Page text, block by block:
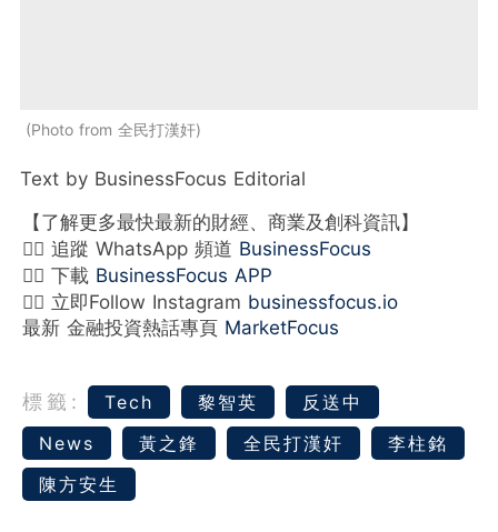
Photo from 全民打漢奸
Text by BusinessFocus Editorial
【了解更多最快最新的財經、商業及創科資訊】
👉🏻 追蹤 WhatsApp 頻道 BusinessFocus
👉🏻 下載 BusinessFocus APP
👉🏻 立即Follow Instagram businessfocus.io
最新 金融投資熱話專頁 MarketFocus
標籤: Tech 黎智英
反送中
News
黃之鋒 全民打漢奸
李柱銘
陳方安生